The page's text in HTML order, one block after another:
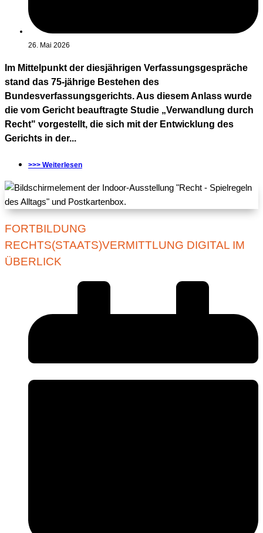
26. Mai 2026
Im Mittelpunkt der diesjährigen Verfassungsgespräche
stand das 75-jährige Bestehen des
Bundesverfassungsgerichts. Aus diesem Anlass wurde
die vom Gericht beauftragte Studie „Verwandlung durch
Recht" vorgestellt, die sich mit der Entwicklung des
Gerichts in der...
>>> Weiterlesen
FORTBILDUNG
RECHTS(STAATS)VERMITTLUNG DIGITAL IM
ÜBERLICK